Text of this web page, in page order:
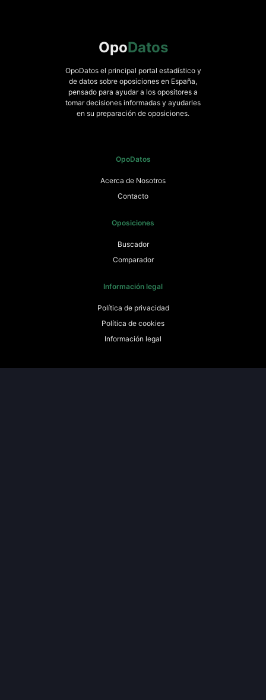
OpoDatos
OpoDatos el principal portal estadístico y
de datos sobre oposiciones en España,
pensado para ayudar a los opositores a
tomar decisiones informadas y ayudarles
en su preparación de oposiciones.
OpoDatos
Acerca de Nosotros
Contacto
Oposiciones
Buscador
Comparador
Información legal
Política de privacidad
Política de cookies
Información legal